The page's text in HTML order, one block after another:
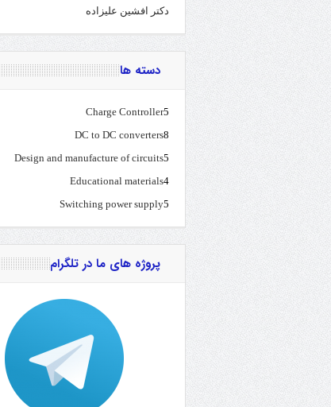
دکتر افشین علیزاده
دسته ها
Charge Controller5
DC to DC converters8
Design and manufacture of circuits5
Educational materials4
Switching power supply5
پروژه های ما در تلگرام